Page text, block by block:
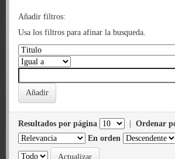
Añadir filtros:
Usa los filtros para afinar la busqueda.
Resultados por página
Ordenar
En orden